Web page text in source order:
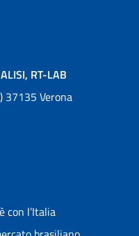
RT-LAB
37135 Verona
con l’Italia